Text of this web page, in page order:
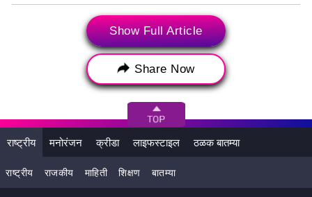
Belgaon karnataka
karnataka assembly
Karnataka Assembly Elections
Karnataka Assembly Elections 2023
Karnataka Election 2023
Karnataka Vidhan Sabha
Marathi In Karnataka Raj Thackeray
Show Full Article
Share Now
राष्ट्रीय मनोरंजन क्रीडा लाइफस्टाइल ठळक बातम्या
राष्ट्रीय राजकीय माहिती शिक्षण बातम्या